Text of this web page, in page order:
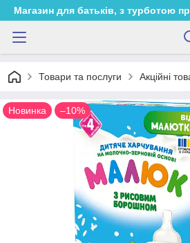
Магазин для батьків, з турботою
Товари та послуги Акційні
Новинка –10%